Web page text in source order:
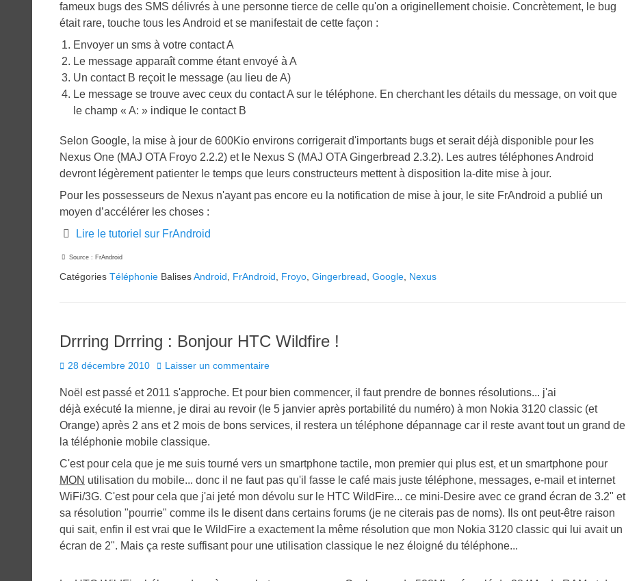
fameux bugs des SMS délivrés à une personne tierce de celle qu'on a originellement choisie. Concrètement, le bug
était rare, touche tous les Android et se manifestait de cette façon :
Envoyer un sms à votre contact A
Le message apparaît comme étant envoyé à A
Un contact B reçoit le message (au lieu de A)
Le message se trouve avec ceux du contact A sur le téléphone. En cherchant les détails du message, on voit que
le champ « A: » indique le contact B
Selon Google, la mise à jour de 600Kio environs corrigerait d'importants bugs et serait déjà disponible pour les
Nexus One (MAJ OTA Froyo 2.2.2) et le Nexus S (MAJ OTA Gingerbread 2.3.2). Les autres téléphones Android
devront légèrement patienter le temps que leurs constructeurs mettent à disposition la-dite mise à jour.
Pour les possesseurs de Nexus n'ayant pas encore eu la notification de mise à jour, le site FrAndroid a publié un
moyen d’accélérer les choses :
Lire le tutoriel sur FrAndroid
Source : FrAndroid
Catégories Téléphonie BalisesAndroid FrAndroid Froyo Gingerbread Google Nexus
Drrring Drrring : Bonjour HTC Wildfire !
Posted
28 décembre 2010 Laisser un commentaire
Noël est passé et 2011 s'approche. Et pour bien commencer, il faut prendre de bonnes résolutions... j'ai
déjà exécuté la mienne, je dirai au revoir (le 5 janvier après portabilité du numéro) à mon Nokia 3120 classic (et
Orange) après 2 ans et 2 mois de bons services, il restera un téléphone dépannage car il reste avant tout un grand de
la téléphonie mobile classique.
C'est pour cela que je me suis tourné vers un smartphone tactile, mon premier qui plus est, et un smartphone pour
MON utilisation du mobile... donc il ne faut pas qu'il fasse le café mais juste téléphone, messages, e-mail et internet
WiFi/3G. C'est pour cela que j'ai jeté mon dévolu sur le HTC WildFire... ce mini-Desire avec ce grand écran de 3.2" et
sa résolution "pourrie" comme ils le disent dans certains forums (je ne citerais pas de noms). Ils ont peut-être raison
qui sait, enfin il est vrai que le WildFire a exactement la même résolution que mon Nokia 3120 classic qui lui avait un
écran de 2". Mais ça reste suffisant pour une utilisation classique le nez éloigné du téléphone...